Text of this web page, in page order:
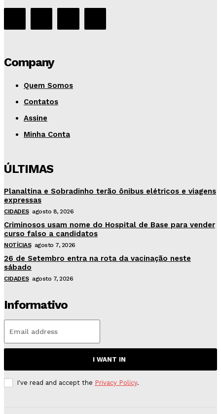
Company
Quem Somos
Contatos
Assine
Minha Conta
ÚLTIMAS
Planaltina e Sobradinho terão ônibus elétricos e viagens
expressas
CIDADES agosto 8, 2026
Criminosos usam nome do Hospital de Base para vender
curso falso a candidatos
NOTÍCIAS agosto 7, 2026
26 de Setembro entra na rota da vacinação neste
sábado
CIDADES agosto 7, 2026
Informativo
I WANT IN
I've read and accept the Privacy Policy.